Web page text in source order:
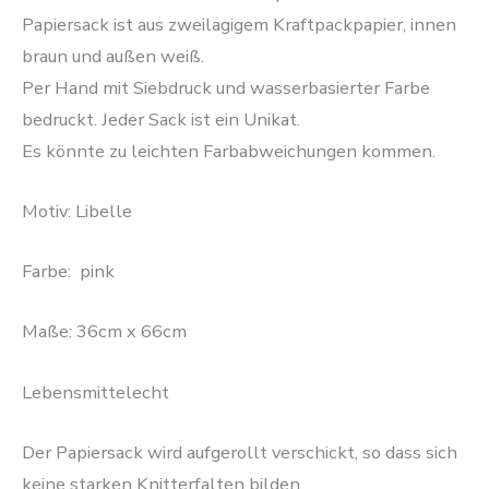
Papiersack ist aus zweilagigem Kraftpackpapier, innen
braun und außen weiß.
Per Hand mit Siebdruck und wasserbasierter Farbe
bedruckt. Jeder Sack ist ein Unikat.
Es könnte zu leichten Farbabweichungen kommen.
Motiv: Libelle
Farbe: pink
Maße: 36cm x 66cm
Lebensmittelecht
Der Papiersack wird aufgerollt verschickt, so dass sich
keine starken Knitterfalten bilden.